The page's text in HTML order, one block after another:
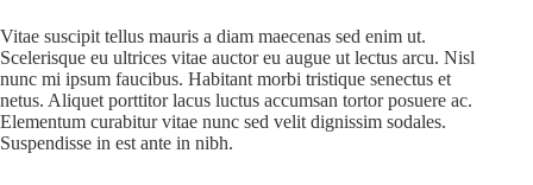
Vitae suscipit tellus mauris a diam maecenas sed enim ut.
Scelerisque eu ultrices vitae auctor eu augue ut lectus arcu. Nisl
nunc mi ipsum faucibus. Habitant morbi tristique senectus et
netus. Aliquet porttitor lacus luctus accumsan tortor posuere ac.
Elementum curabitur vitae nunc sed velit dignissim sodales.
Suspendisse in est ante in nibh.